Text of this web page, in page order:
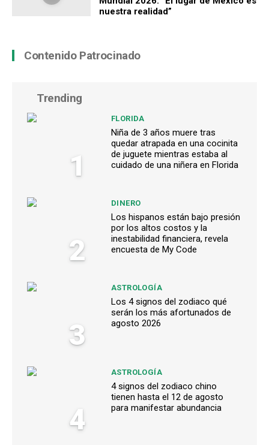
nuestra realidad”
Contenido Patrocinado
Trending
1
FLORIDA
Niña de 3 años muere tras
quedar atrapada en una cocinita
de juguete mientras estaba al
cuidado de una niñera en Florida
2
DINERO
Los hispanos están bajo presión
por los altos costos y la
inestabilidad financiera, revela
encuesta de My Code
3
ASTROLOGÍA
Los 4 signos del zodiaco qué
serán los más afortunados de
agosto 2026
4
ASTROLOGÍA
4 signos del zodiaco chino
tienen hasta el 12 de agosto
para manifestar abundancia